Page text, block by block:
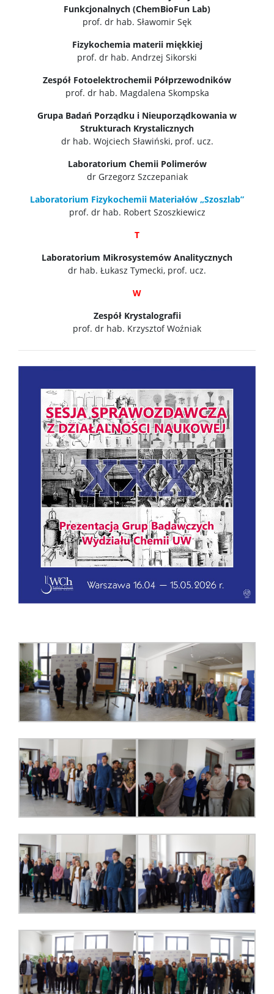
Funkcjonalnych (ChemBioFun Lab)
prof. dr hab. Sławomir Sęk
Fizykochemia materii miękkiej
prof. dr hab. Andrzej Sikorski
Zespół Fotoelektrochemii Półprzewodników
prof. dr hab. Magdalena Skompska
Grupa Badań Porządku i Nieuporządkowania w
Strukturach Krystalicznych
dr hab. Wojciech Sławiński, prof. ucz.
Laboratorium Chemii Polimerów
dr Grzegorz Szczepaniak
Laboratorium Fizykochemii Materiałów „Szoszlab”
prof. dr hab. Robert Szoszkiewicz
T
Laboratorium Mikrosystemów Analitycznych
dr hab. Łukasz Tymecki, prof. ucz.
W
Zespół Krystalografii
prof. dr hab. Krzysztof Woźniak